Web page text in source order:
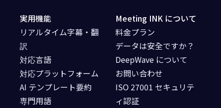
実用機能
リアルタイム字幕・翻
訳
対応言語
対応プラットフォーム
AI テンプレート要約
専門用語
Meeting INK について
料金プラン
データは安全ですか？
DeepWave について
お問い合わせ
ISO 27001 セキュリテ
ィ認証